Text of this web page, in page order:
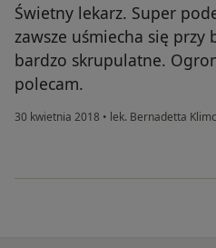
Świetny lekarz. Super
zawsze uśmiecha się przy
bardzo skrupulatne.
polecam.
30 kwietnia 2018 • lek. Bernadetta